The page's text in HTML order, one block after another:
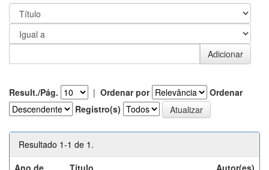
Result./Pág. | Ordenar por
Ordenar
Registro(s)
Resultado 1-1 de 1.
Ano de
Título Autor(es)